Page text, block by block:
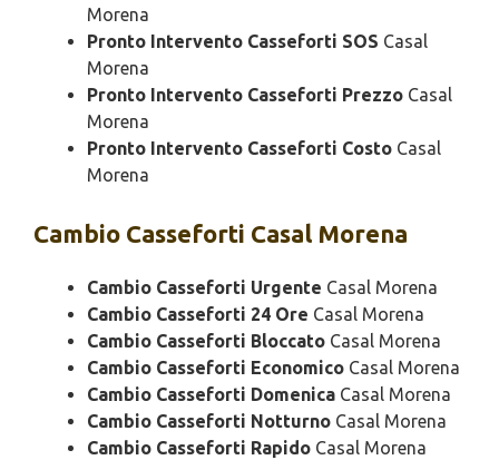
Morena
Pronto Intervento Casseforti SOS Casal
Morena
Pronto Intervento Casseforti Prezzo Casal
Morena
Pronto Intervento Casseforti Costo Casal
Morena
Cambio Casseforti Casal Morena
Cambio Casseforti Urgente Casal Morena
Cambio Casseforti 24 Ore Casal Morena
Cambio Casseforti Bloccato Casal Morena
Cambio Casseforti Economico Casal Morena
Cambio Casseforti Domenica Casal Morena
Cambio Casseforti Notturno Casal Morena
Cambio Casseforti Rapido Casal Morena